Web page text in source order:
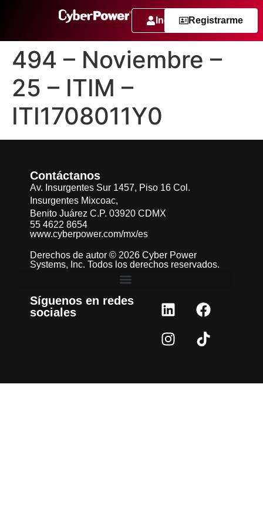
IngresarRegistrarme
494 – Noviembre –
25 – ITIM –
ITI1708011Y0
Contáctanos
Av. Insurgentes Sur 1457, Piso 16 Col.
Insurgentes Mixcoac,
Benito Juárez C.P. 03920 CDMX
55 4622 8654
www.cyberpower.com/mx/es
Derechos de autor © 2026 Cyber Power
Systems, Inc. Todos los derechos reservados.
Síguenos en redes
sociales